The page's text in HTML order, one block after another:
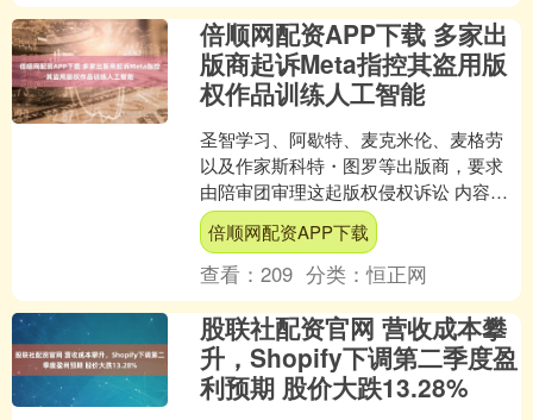
倍顺网配资APP下载 多家出
版商起诉Meta指控其盗用版
权作品训练人工智能
圣智学习、阿歇特、麦克米伦、麦格劳
以及作家斯科特・图罗等出版商，要求
由陪审团审理这起版权侵权诉讼 内容速
览 多家出版商对 Meta 平台公司提起集体
诉讼，指控其....
倍顺网配资APP下载
查看：209 分类：恒正网
股联社配资官网 营收成本攀
升，Shopify下调第二季度盈
利预期 股价大跌13.28%